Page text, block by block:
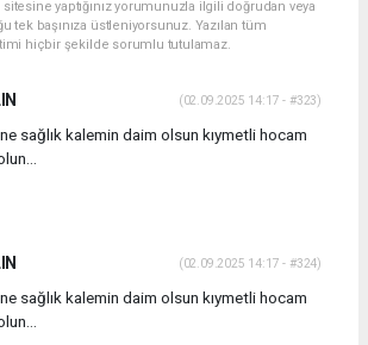
yaptığınız yorumunuzla ilgili doğrudan veya
tek başınıza üstleniyorsunuz. Yazılan tüm
hiçbir şekilde sorumlu tutulamaz.
(02.09.2025 14:17 - #323)
sağlık kalemin daim olsun kıymetli hocam
(02.09.2025 14:17 - #324)
sağlık kalemin daim olsun kıymetli hocam